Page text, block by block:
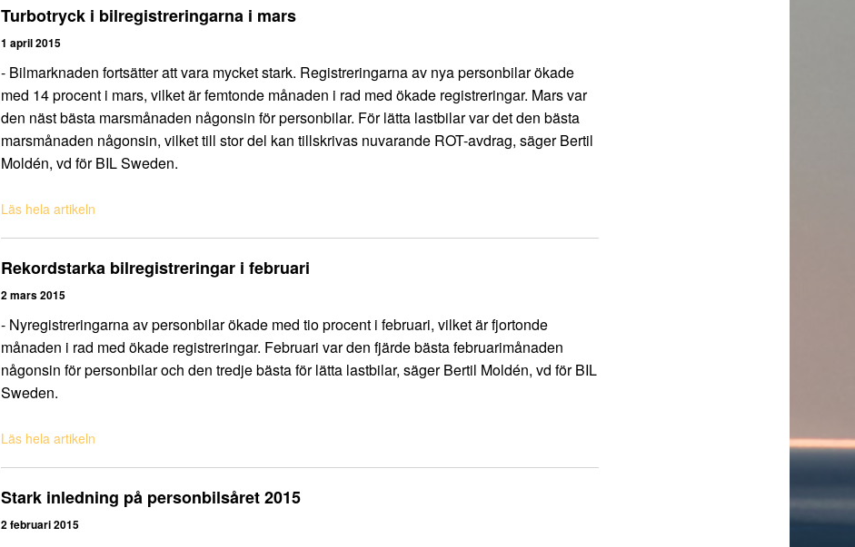
Turbotryck i bilregistreringarna i mars
1 april 2015
- Bilmarknaden fortsätter att vara mycket stark. Registreringarna av nya personbilar ökade
med 14 procent i mars, vilket är femtonde månaden i rad med ökade registreringar. Mars var
den näst bästa marsmånaden någonsin för personbilar. För lätta lastbilar var det den bästa
marsmånaden någonsin, vilket till stor del kan tillskrivas nuvarande ROT-avdrag, säger Bertil
Moldén, vd för BIL Sweden.
Läs hela artikeln
Rekordstarka bilregistreringar i februari
2 mars 2015
- Nyregistreringarna av personbilar ökade med tio procent i februari, vilket är fjortonde
månaden i rad med ökade registreringar. Februari var den fjärde bästa februarimånaden
någonsin för personbilar och den tredje bästa för lätta lastbilar, säger Bertil Moldén, vd för BIL
Sweden.
Läs hela artikeln
Stark inledning på personbilsåret 2015
2 februari 2015